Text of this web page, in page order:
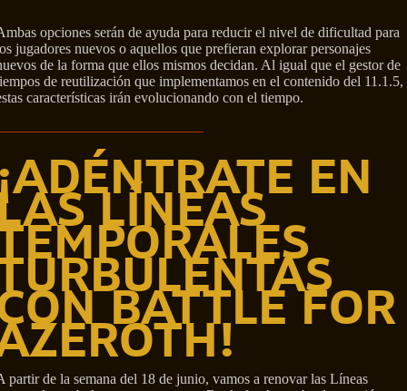
opciones serán de ayuda para reducir el nivel de dificultad para
jugadores nuevos o aquellos que prefieran explorar personajes
de la forma que ellos mismos decidan. Al igual que el gestor de
de reutilización que implementamos en el contenido del 11.1.5,
características irán evolucionando con el tiempo.
EN
LÍNEAS
BATTLE FOR
partir de la semana del 18 de junio, vamos a renovar las Líneas